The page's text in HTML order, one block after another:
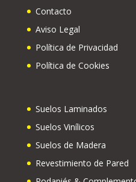
Contacto
Aviso Legal
Política de Privacidad
Política de Cookies
Suelos Laminados
Suelos Vinílicos
Suelos de Madera
Revestimiento de Pared